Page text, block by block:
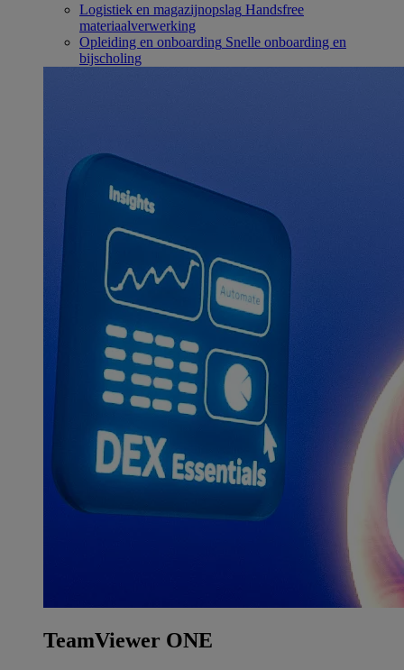
Logistiek en magazijnopslag Handsfree
materiaalverwerking
Opleiding en onboarding Snelle onboarding en
bijscholing
TeamViewer ONE